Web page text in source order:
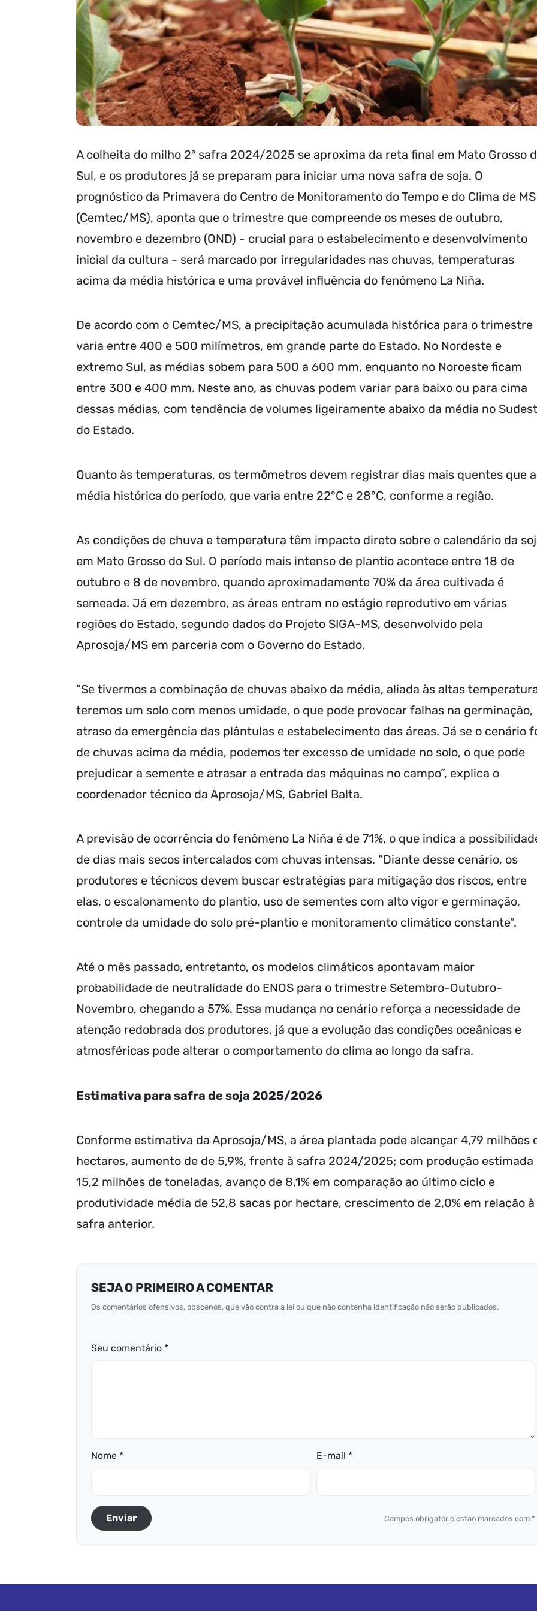
A colheita do milho 2ª safra 2024/2025 se aproxima da reta final em Mato Grosso
Sul, e os produtores já se preparam para iniciar uma nova safra de soja. O
prognóstico da Primavera do Centro de Monitoramento do Tempo e do Clima de MS
(Cemtec/MS), aponta que o trimestre que compreende os meses de outubro,
novembro e dezembro (OND) - crucial para o estabelecimento e desenvolvimento
inicial da cultura - será marcado por irregularidades nas chuvas, temperaturas
acima da média histórica e uma provável influência do fenômeno La Niña.
De acordo com o Cemtec/MS, a precipitação acumulada histórica para o trimestre
varia entre 400 e 500 milímetros, em grande parte do Estado. No Nordeste e
extremo Sul, as médias sobem para 500 a 600 mm, enquanto no Noroeste ficam
entre 300 e 400 mm. Neste ano, as chuvas podem variar para baixo ou para cima
dessas médias, com tendência de volumes ligeiramente abaixo da média no
do Estado.
Quanto às temperaturas, os termômetros devem registrar dias mais quentes que a
média histórica do período, que varia entre 22°C e 28°C, conforme a região.
As condições de chuva e temperatura têm impacto direto sobre o calendário da
em Mato Grosso do Sul. O período mais intenso de plantio acontece entre 18 de
outubro e 8 de novembro, quando aproximadamente 70% da área cultivada é
semeada. Já em dezembro, as áreas entram no estágio reprodutivo em várias
regiões do Estado, segundo dados do Projeto SIGA-MS, desenvolvido pela
Aprosoja/MS em parceria com o Governo do Estado.
“Se tivermos a combinação de chuvas abaixo da média, aliada às altas
teremos um solo com menos umidade, o que pode provocar falhas na germinação,
atraso da emergência das plântulas e estabelecimento das áreas. Já se o cenário
de chuvas acima da média, podemos ter excesso de umidade no solo, o que pode
prejudicar a semente e atrasar a entrada das máquinas no campo”, explica o
coordenador técnico da Aprosoja/MS, Gabriel Balta.
A previsão de ocorrência do fenômeno La Niña é de 71%, o que indica a
de dias mais secos intercalados com chuvas intensas. “Diante desse cenário, os
produtores e técnicos devem buscar estratégias para mitigação dos riscos, entre
elas, o escalonamento do plantio, uso de sementes com alto vigor e germinação,
controle da umidade do solo pré-plantio e monitoramento climático constante”.
Até o mês passado, entretanto, os modelos climáticos apontavam maior
probabilidade de neutralidade do ENOS para o trimestre Setembro-Outubro-
Novembro, chegando a 57%. Essa mudança no cenário reforça a necessidade de
atenção redobrada dos produtores, já que a evolução das condições oceânicas e
atmosféricas pode alterar o comportamento do clima ao longo da safra.
Estimativa para safra de soja 2025/2026
Conforme estimativa da Aprosoja/MS, a área plantada pode alcançar 4,79 milhões
hectares, aumento de de 5,9%, frente à safra 2024/2025; com produção estimada
15,2 milhões de toneladas, avanço de 8,1% em comparação ao último ciclo e
produtividade média de 52,8 sacas por hectare, crescimento de 2,0% em relação à
safra anterior.
SEJA O PRIMEIRO A COMENTAR
Os comentários ofensivos, obscenos, que vão contra a lei ou que não contenha identificação não serão publicados.
Seu comentário *
Nome * E-mail *
Enviar Campos obrigatório estão marcados com *